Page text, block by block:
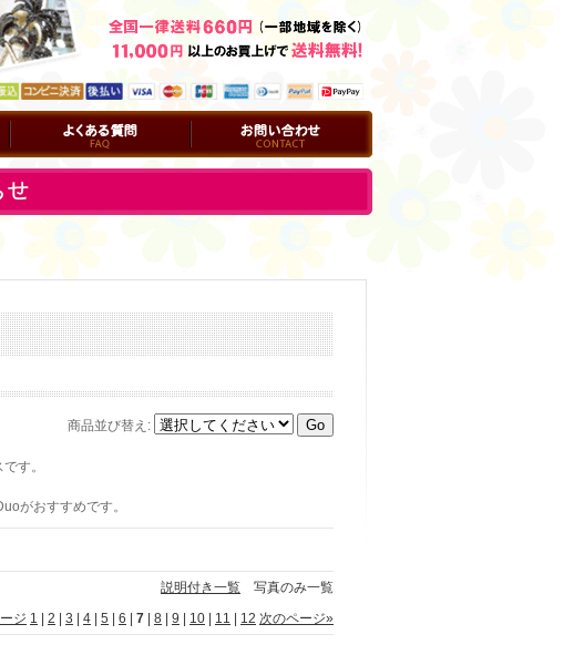
よくある質問 お問い合わせ
商品並び替え :
す。
がおすすめです。
説明付き一覧 写真のみ一覧
ジ 1 2 3 4 5 6 7 8 9 10 11 12 次のページ»